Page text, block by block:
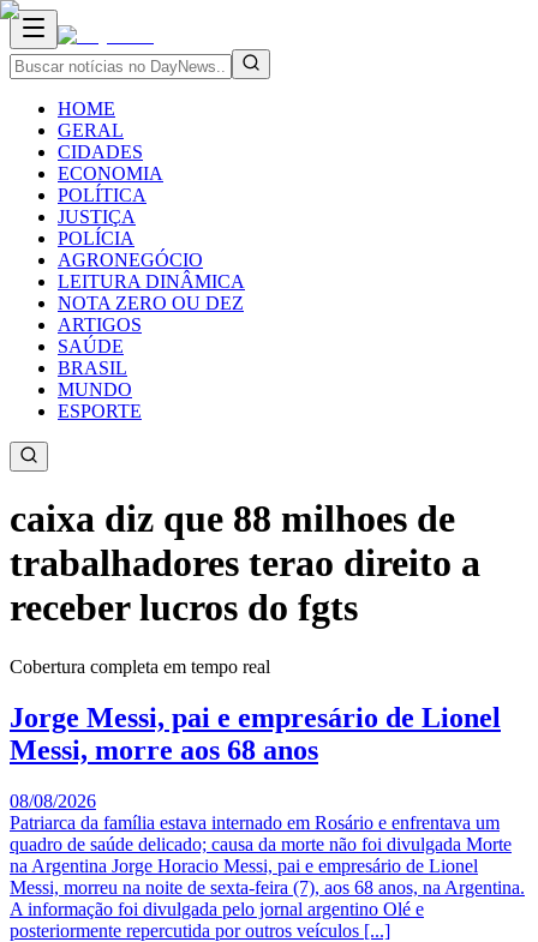
HOME
GERAL
CIDADES
ECONOMIA
POLÍTICA
JUSTIÇA
POLÍCIA
AGRONEGÓCIO
LEITURA DINÂMICA
NOTA ZERO OU DEZ
ARTIGOS
SAÚDE
BRASIL
MUNDO
ESPORTE
caixa diz que 88 milhoes de
trabalhadores terao direito a
receber lucros do fgts
Cobertura completa em tempo real
Jorge Messi, pai e empresário de Lionel
Messi, morre aos 68 anos
08/08/2026
Patriarca da família estava internado em Rosário e enfrentava um
quadro de saúde delicado; causa da morte não foi divulgada Morte
na Argentina Jorge Horacio Messi, pai e empresário de Lionel
Messi, morreu na noite de sexta-feira (7), aos 68 anos, na Argentina.
A informação foi divulgada pelo jornal argentino Olé e
posteriormente repercutida por outros veículos [...]